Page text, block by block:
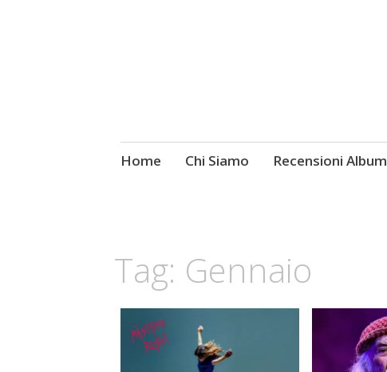
Skip
Home Chi Siamo Recensioni Album
Tag: Gennaio